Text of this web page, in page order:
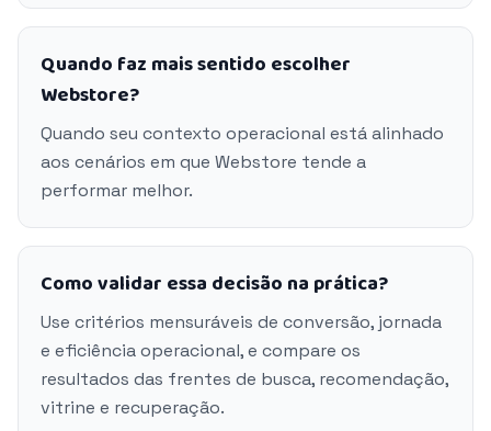
Quando faz mais sentido escolher
Webstore?
Quando seu contexto operacional está alinhado
aos cenários em que Webstore tende a
performar melhor.
Como validar essa decisão na prática?
Use critérios mensuráveis de conversão, jornada
e eficiência operacional, e compare os
resultados das frentes de busca, recomendação,
vitrine e recuperação.